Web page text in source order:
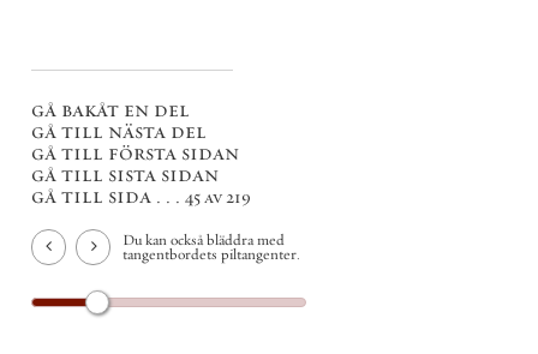
gå bakåt en del
gå till nästa del
gå till första sidan
gå till sista sidan
gå till sida . . . 45 av 219
Du kan också bläddra med
tangentbordets piltangenter.